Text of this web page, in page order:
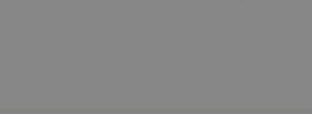
petits dormeurs. Dawid leur assura une livraison rapide et un